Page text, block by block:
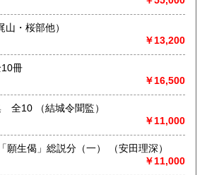
典 全10 （梶山・桜部他）
￥13,200
冊
￥16,500
現代語訳 親鸞全集 全10 （結城令聞監）
￥11,000
安田理深選集 9 「願生偈」総説分（一） （安田理深）
￥11,000